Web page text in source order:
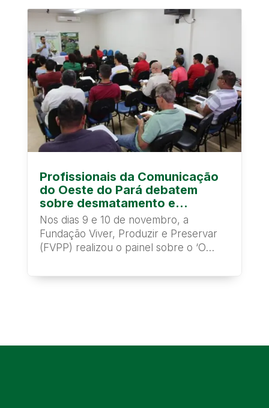
Profissionais da Comunicação
do Oeste do Pará debatem
sobre desmatamento e
conflitos agrários na Amazônia
Nos dias 9 e 10 de novembro, a
Fundação Viver, Produzir e Preservar
(FVPP) realizou o painel sobre o ‘O